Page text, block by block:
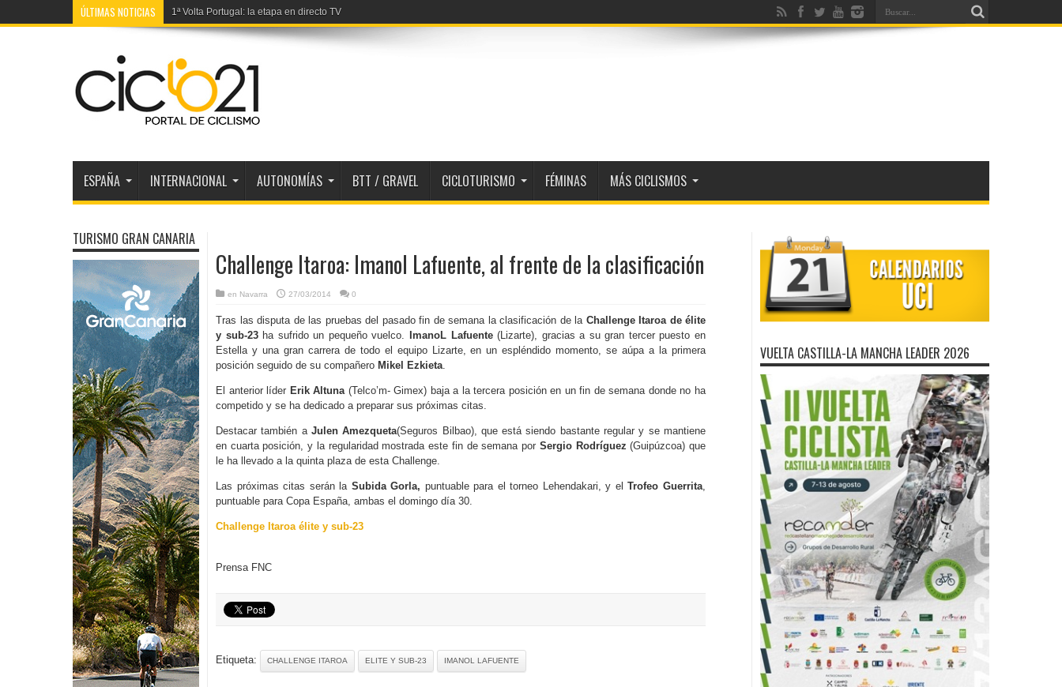
ÚLTIMAS NOTICIAS 1ª Volta Portugal: la etapa en directo TV
Ciclobreves internacionales agosto 2026
ESPAÑA INTERNACIONAL AUTONOMÍAS BTT / GRAVEL CICLOTURISMO FÉMINAS MÁS CICLISMOS
Challenge Itaroa: Imanol Lafuente, al frente de la clasificación
en Navarra 27/03/2014 0
Tras las disputa de las pruebas del pasado fin de semana la clasificación de la Challenge Itaroa de élite
y sub-23ha sufrido un pequeño vuelco. ImanoL Lafuente(Lizarte), gracias a su gran tercer puesto en
Estella y una gran carrera de todo el equipo Lizarte, en un espléndido momento, se aúpa a la primera
posición seguido de su compañero Mikel Ezkieta.
El anterior líder Erik Altuna(Telco’m- Gimex) baja a la tercera posición en un fin de semana donde no ha
competido y se ha dedicado a preparar sus próximas citas.
Destacar también a Julen Amezqueta(Seguros Bilbao), que está siendo bastante regular y se mantiene
en cuarta posición, y la regularidad mostrada este fin de semana por Sergio Rodríguez (Guipúzcoa) que
le ha llevado a la quinta plaza de esta Challenge.
Las próximas citas serán la Subida Gorla, puntuable para el torneo Lehendakari, y el Trofeo Guerrita,
puntuable para Copa España, ambas el domingo día 30.
Challenge Itaroa élite y sub-23
Prensa FNC
Etiqueta: CHALLENGE ITAROA ELITE Y SUB-23 IMANOL LAFUENTE
TURISMO GRAN CANARIA
VUELTA CASTILLA-LA MANCHA LEADER 2026